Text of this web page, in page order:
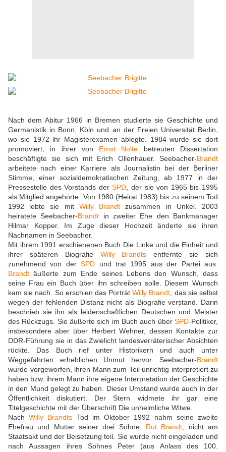
Nach dem Abitur 1966 in Bremen studierte sie Geschichte und
Germanistik in Bonn, Köln und an der Freien Universität Berlin,
wo sie 1972 ihr Magisterexamen ablegte. 1984 wurde sie dort
promoviert, in ihrer von Ernst Nolte betreuten Dissertation
beschäftigte sie sich mit Erich Ollenhauer. Seebacher-Brandt
arbeitete nach einer Karriere als Journalistin bei der Berliner
Stimme, einer sozialdemokratischen Zeitung, ab 1977 in der
Pressestelle des Vorstands derSPD , der sie von 1965 bis 1995
als Mitglied angehörte. Von 1980 (Heirat 1983) bis zu seinem Tod
1992 lebte sie mit Willy Brandt zusammen in Unkel. 2003
heiratete Seebacher-Brandt in zweiter Ehe den Bankmanager
Hilmar Kopper. Im Zuge dieser Hochzeit änderte sie ihren
Nachnamen in Seebacher.
Mit ihrem 1991 erschienenen Buch Die Linke und die Einheit und
ihrer späteren Biografie Willy Brandts entfernte sie sich
zunehmend von derSPD und trat 1995 aus der Partei aus.
Brandtäußerte zum Ende seines Lebens den Wunsch, dass
seine Frau ein Buch über ihn schreiben solle. Diesem Wunsch
kam sie nach. So erschien das PorträtWilly Brandt , das sie selbst
wegen der fehlenden Distanz nicht als Biografie verstand. Darin
beschrieb sie ihn als leidenschaftlichen Deutschen und Meister
des Rückzugs. Sie äußerte sich im Buch auch über SPD-Politiker,
insbesondere aber über Herbert Wehner, dessen Kontakte zur
DDR-Führung sie in das Zwielicht landesverräterischer Absichten
rückte. Das Buch rief unter Historikern und auch unter
Weggefährten erheblichen Unmut hervor. Seebacher-Brandt
wurde vorgeworfen, ihren Mann zum Teil unrichtig interpretiert zu
haben bzw. ihrem Mann ihre eigene Interpretation der Geschichte
in den Mund gelegt zu haben. Dieser Umstand wurde auch in der
Öffentlichkeit diskutiert. Der Stern widmete ihr gar eine
Titelgeschichte mit der Überschrift Die unheimliche Witwe.
NachWilly Brandts Tod im Oktober 1992 nahm seine zweite
Ehefrau und Mutter seiner drei Söhne, Rut Brandt , nicht am
Staatsakt und der Beisetzung teil. Sie wurde nicht eingeladen und
nach Aussagen ihres Sohnes Peter (aus Anlass des 100.